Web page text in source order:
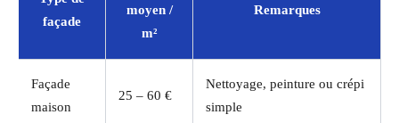
façade
moyen /
m²
Remarques
Façade
maison
25 – 60 €
Nettoyage, peinture ou crépi
simple